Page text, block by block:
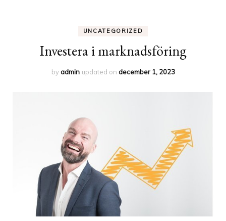
UNCATEGORIZED
Investera i marknadsföring
byadmin updated on december 1, 2023